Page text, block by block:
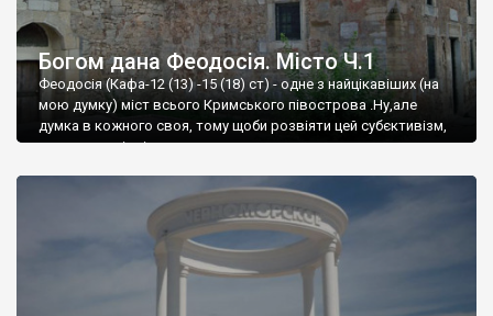
Богом дана Феодосія. Місто Ч.1
Феодосія (Кафа-12 (13) -15 (18) ст) - одне з найцікавіших (на
мою думку) міст всього Кримського півострова .Ну,але
думка в кожного своя, тому щоби розвіяти цей субєктивізм,
запрошую відвідати це